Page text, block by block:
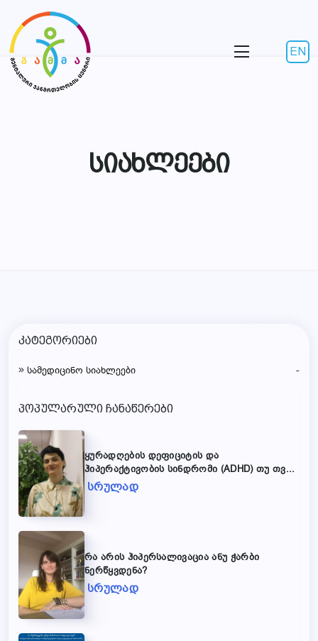
EN
სიახლეები
კატეგორიები
სამედიცინო სიახლეები -
პოპულარული ჩანაწერები
ყურადღების დეფიციტის და
ჰიპერაქტივობის სინდრომი (ADHD) თუ თვ...
სრულად
რა არის ჰიპერსალივაცია ანუ ჭარბი
ნერწყვდენა?
სრულად